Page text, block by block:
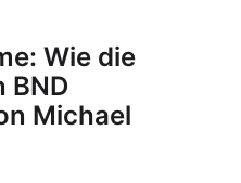
Wie die
BND
Michael